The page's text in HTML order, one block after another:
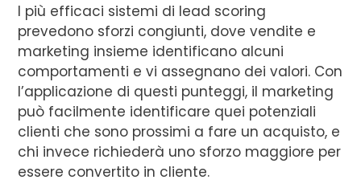
I più efficaci sistemi di lead scoring
prevedono sforzi congiunti, dove vendite e
marketing insieme identificano alcuni
comportamenti e vi assegnano dei valori. Con
l’applicazione di questi punteggi, il marketing
può facilmente identificare quei potenziali
clienti che sono prossimi a fare un acquisto, e
chi invece richiederà uno sforzo maggiore per
essere convertito in cliente.